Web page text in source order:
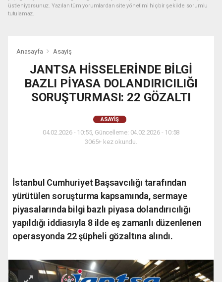
üstleniyorsunuz. Yazılan tüm yorumlardan site yönetimi hiçbir şekilde sorumlu
tutulamaz.
Anasayfa Asayiş
JANTSA HİSSELERİNDE BİLGİ
BAZLI PİYASA DOLANDIRICILIĞI
SORUŞTURMASI: 22 GÖZALTI
ASAYIŞ
04.02.2026 - 10:55, Güncelleme: 04.02.2026 - 10:58
3065+ kez okundu.
İstanbul Cumhuriyet Başsavcılığı tarafından
yürütülen soruşturma kapsamında, sermaye
piyasalarında bilgi bazlı piyasa dolandırıcılığı
yapıldığı iddiasıyla 8 ilde eş zamanlı düzenlenen
operasyonda 22 şüpheli gözaltına alındı.